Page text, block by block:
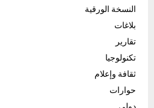
النسخة الورقية
بلاغات
تقارير
تكنولوجيا
ثقافة وإعلام
حوارات